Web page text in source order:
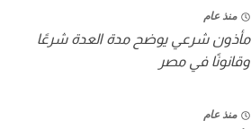
منذ عام
مأذون شرعي يوضح مدة العدة شرعًا
وقانونًا في مصر
منذ عام